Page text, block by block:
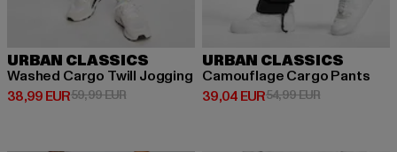
URBAN CLASSICS
Washed Cargo Twill Jogging
38,99 EUR
Derzeitiger Preis: 38,99 EUR
59,99 EURAktionspreis: 59,99 EUR
URBAN CLASSICS
Camouflage Cargo Pants
39,04 EUR
Derzeitiger Preis: 39,04 EUR
54,99 EURAktionspreis: